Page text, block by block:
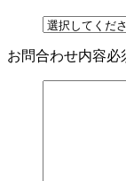
お問合わせ内容必